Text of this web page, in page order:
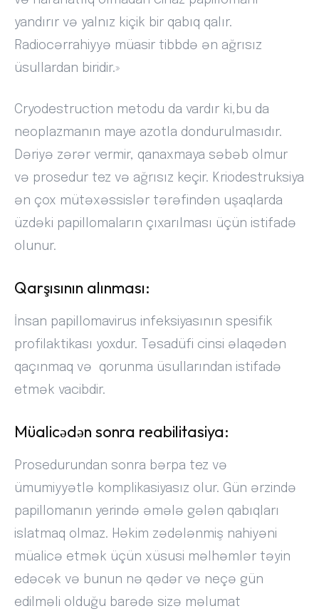
yandırır və yalnız kiçik bir qabıq qalır.
Radiocərrahiyyə müasir tibbdə ən ağrısız
üsullardan biridir.»
Cryodestruction metodu da vardır ki,bu da
neoplazmanın maye azotla dondurulmasıdır.
Dəriyə zərər vermir, qanaxmaya səbəb olmur
və prosedur tez və ağrısız keçir. Kriodestruksiya
ən çox mütəxəssislər tərəfindən uşaqlarda
üzdəki papillomaların çıxarılması üçün istifadə
olunur.
Qarşısının alınması:
İnsan papillomavirus infeksiyasının spesifik
profilaktikası yoxdur. Təsadüfi cinsi əlaqədən
qaçınmaq və qorunma üsullarından istifadə
etmək vacibdir.
Müalicədən sonra reabilitasiya:
Prosedurundan sonra bərpa tez və
ümumiyyətlə komplikasiyasız olur. Gün ərzində
papillomanın yerində əmələ gələn qabıqları
islatmaq olmaz. Həkim zədələnmiş nahiyəni
müalicə etmək üçün xüsusi məlhəmlər təyin
edəcək və bunun nə qədər və neçə gün
edilməli olduğu barədə sizə məlumat